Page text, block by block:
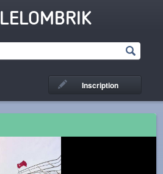
LELOMBRIK
Inscription